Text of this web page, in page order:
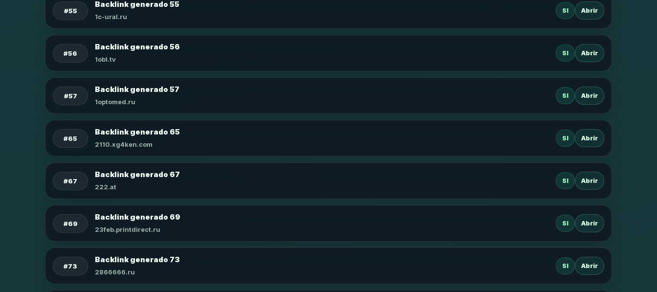
#55
Backlink generado 55
1c-ural.ru
SI Abrir
#56
Backlink generado 56
1obl.tv
SI Abrir
#57
Backlink generado 57
1optomed.ru
SI Abrir
#65
Backlink generado 65
2110.xg4ken.com
SI Abrir
#67
Backlink generado 67
222.at
SI Abrir
#69
Backlink generado 69
23feb.printdirect.ru
SI Abrir
#73
Backlink generado 73
2866666.ru
SI Abrir